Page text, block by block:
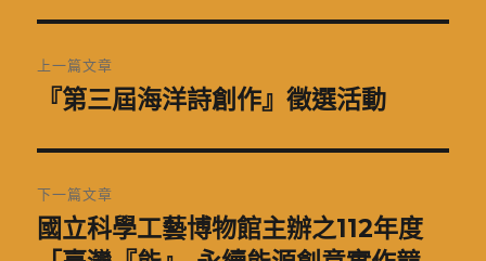
章
覽
上一篇文章
上
篇
文
章:
『第三屆海洋詩創作』徵選活動
下一篇文章
下
國立科學工藝博物館主辦之112年度